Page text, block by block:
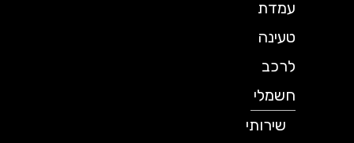
עמדת
טעינה
לרכב
חשמלי
שירותי